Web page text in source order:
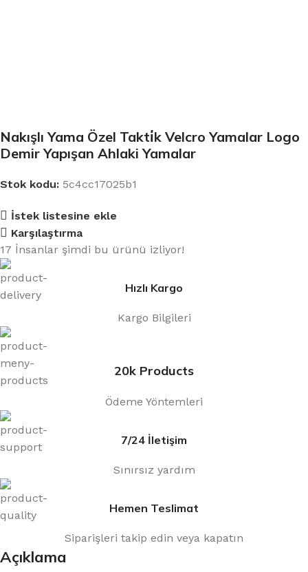
Nakışlı Yama Özel Takti̇k Velcro Yamalar Logo
Demir Yapışan Ahlaki Yamalar
Stok kodu: 5c4cc17025b1
İstek listesine ekle
Karşılaştırma
17 İnsanlar şimdi bu ürünü izliyor!
Hızlı Kargo
Kargo Bilgileri
20k Products
Ödeme Yöntemleri
7/24 İletişim
Sınırsız yardım
Hemen Teslimat
Siparişleri takip edin veya kapatın
Açıklama